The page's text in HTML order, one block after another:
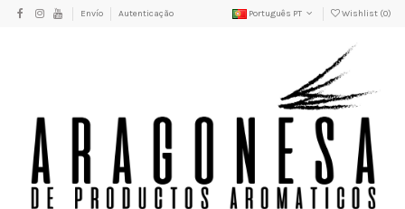
Envío Autenticação Português PT Wishlist (0)